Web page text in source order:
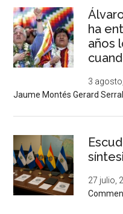
ha
años
3
Jaume Montés Gerard
27 julio,